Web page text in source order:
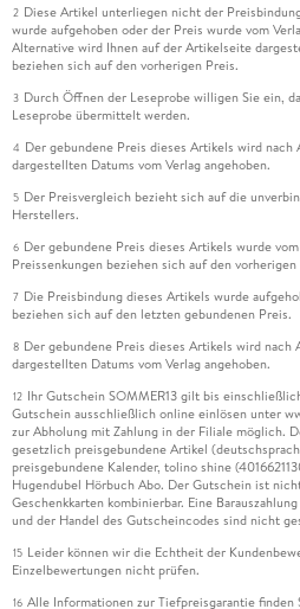
2 Diese Artikel unterliegen nicht der
wurde aufgehoben oder der Preis wurde vom
Alternative wird Ihnen auf der Artikelseite
beziehen sich auf den vorherigen Preis.
3 Durch Öffnen der Leseprobe willigen Sie ein,
Leseprobe übermittelt werden.
4 Der gebundene Preis dieses Artikels wird
dargestellten Datums vom Verlag angehoben.
5 Der Preisvergleich bezieht sich auf die
Herstellers.
6 Der gebundene Preis dieses Artikels wurde
Preissenkungen beziehen sich auf den vorherigen
7 Die Preisbindung dieses Artikels wurde
beziehen sich auf den letzten gebundenen Preis.
8 Der gebundene Preis dieses Artikels wird nach
dargestellten Datums vom Verlag angehoben.
12 Ihr Gutschein SOMMER13 gilt bis
Gutschein ausschließlich online einlösen unter
zur Abholung mit Zahlung in der Filiale möglich.
gesetzlich preisgebundene Artikel
preisgebundene Kalender, tolino shine
Hugendubel Hörbuch Abo. Der Gutschein ist
Geschenkkarten kombinierbar. Eine
und der Handel des Gutscheincodes sind nicht
15 Leider können wir die Echtheit der
Einzelbewertungen nicht prüfen.
16 Alle Informationen zur Tiefpreisgarantie finden